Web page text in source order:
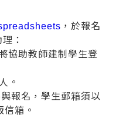
，於報名
：
協助教師建制學生登
。
報名，學生郵箱須以
箱。